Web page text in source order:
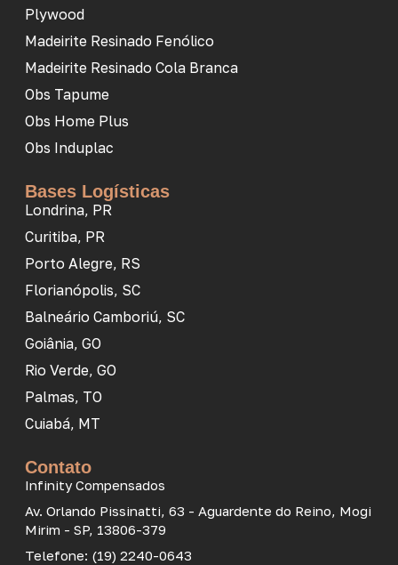
Plywood
Madeirite Resinado Fenólico
Madeirite Resinado Cola Branca
Obs Tapume
Obs Home Plus
Obs Induplac
Bases Logísticas
Londrina, PR
Curitiba, PR
Porto Alegre, RS
Florianópolis, SC
Balneário Camboriú, SC
Goiânia, GO
Rio Verde, GO
Palmas, TO
Cuiabá, MT
Contato
Infinity Compensados
Av. Orlando Pissinatti, 63 - Aguardente do Reino, Mogi
Mirim - SP, 13806-379
Telefone: (19) 2240-0643